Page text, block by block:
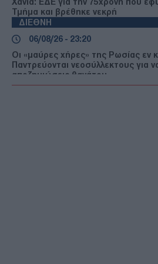
Τμήμα και βρέθηκε νεκρή
ΔΙΕΘΝΗ
06/08/26 - 23:20
Οι «μαύρες χήρες» της Ρωσίας εν
Παντρεύονται νεοσύλλεκτους για
αποζημιώσεις θανάτου
ΔΙΕΘΝΗ